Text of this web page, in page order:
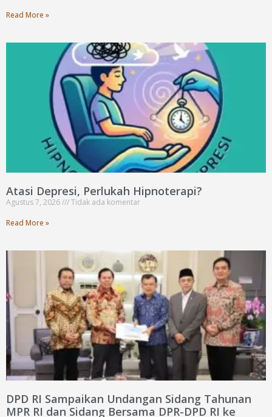
Read More »
Atasi Depresi, Perlukah Hipnoterapi?
Agustus 7, 2026
Tidak ada komentar
Read More »
DPD RI Sampaikan Undangan Sidang Tahunan
MPR RI dan Sidang Bersama DPR-DPD RI ke